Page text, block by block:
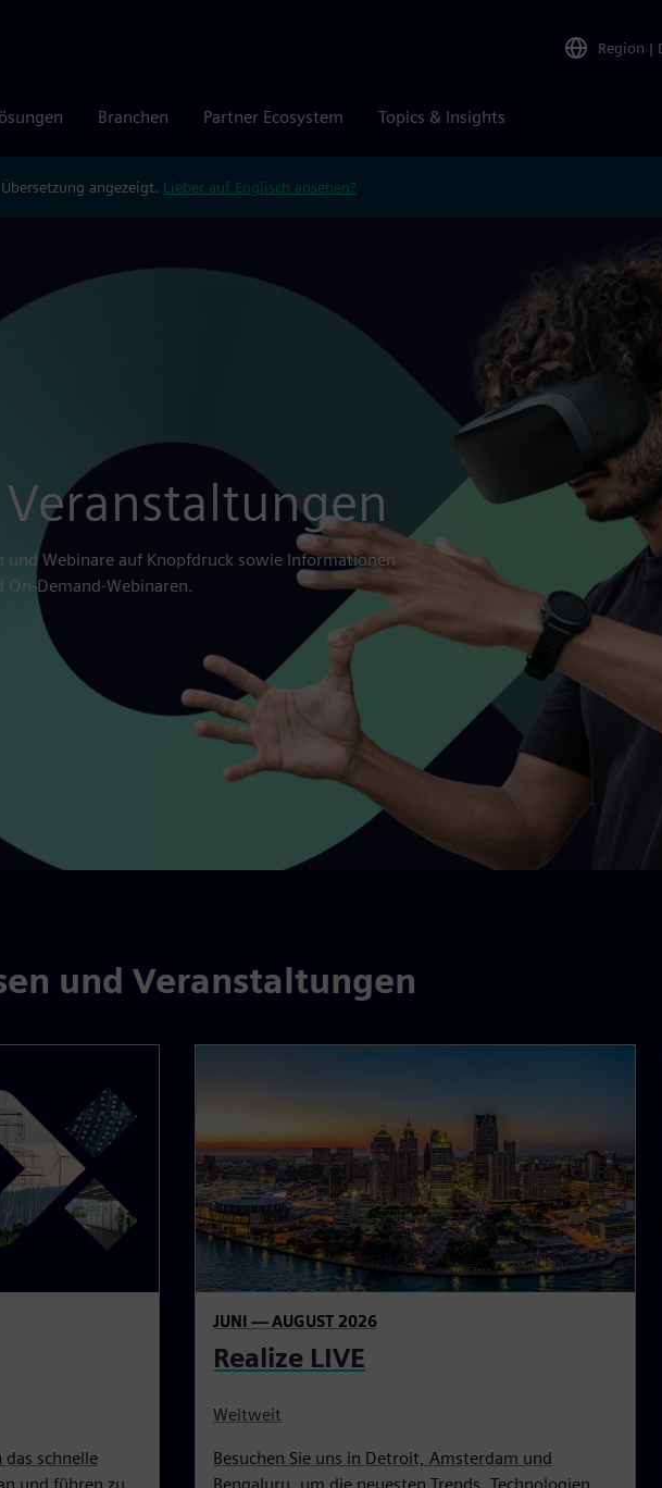
Region |
Branchen Partner Ecosystem Topics & Insights
angezeigt. Lieber auf Englisch ansehen?
und Webinare auf Knopfdruck sowie Informationen
Demand-Webinaren.
und Veranstaltungen
schnelle
JUNI — AUGUST 2026
Realize LIVE
Weltweit
Besuchen Sie uns in Detroit, Amsterdam und